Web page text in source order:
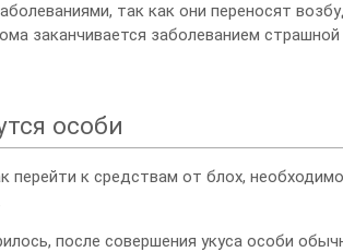
так как они переносят
заканчивается заболеванием
особи
перейти к средствам от блох,
после совершения укуса особи